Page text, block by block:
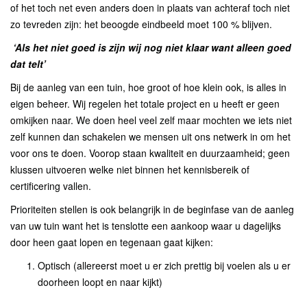
of het toch net even anders doen in plaats van achteraf toch niet
zo tevreden zijn: het beoogde eindbeeld moet 100 % blijven.
‘Als het niet goed is zijn wij nog niet klaar want alleen goed
dat telt’
Bij de aanleg van een tuin, hoe groot of hoe klein ook, is alles in
eigen beheer. Wij regelen het totale project en u heeft er geen
omkijken naar. We doen heel veel zelf maar mochten we iets niet
zelf kunnen dan schakelen we mensen uit ons netwerk in om het
voor ons te doen. Voorop staan kwaliteit en duurzaamheid; geen
klussen uitvoeren welke niet binnen het kennisbereik of
certificering vallen.
Prioriteiten stellen is ook belangrijk in de beginfase van de aanleg
van uw tuin want het is tenslotte een aankoop waar u dagelijks
door heen gaat lopen en tegenaan gaat kijken:
Optisch (allereerst moet u er zich prettig bij voelen als u er
doorheen loopt en naar kijkt)